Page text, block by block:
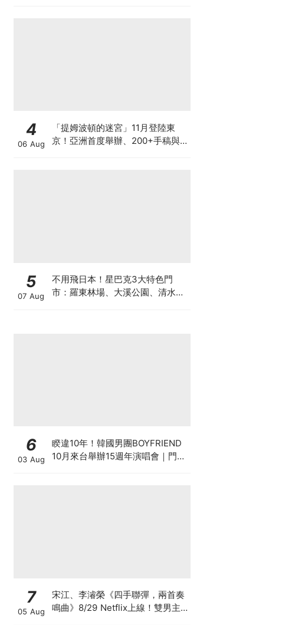
4
06 Aug
「提姆波頓的迷宮」11月登陸東
京！亞洲首度舉辦、200+手稿與
5
07 Aug
不用飛日本！星巴克3大特色門
市：羅東林場、大溪公園、清水中
6
03 Aug
睽違10年！韓國男團BOYFRIEND
10月來台舉辦15週年演唱會｜門
7
05 Aug
宋江、李濬榮《四手聯彈，兩首奏
鳴曲》8/29 Netflix上線！雙男主